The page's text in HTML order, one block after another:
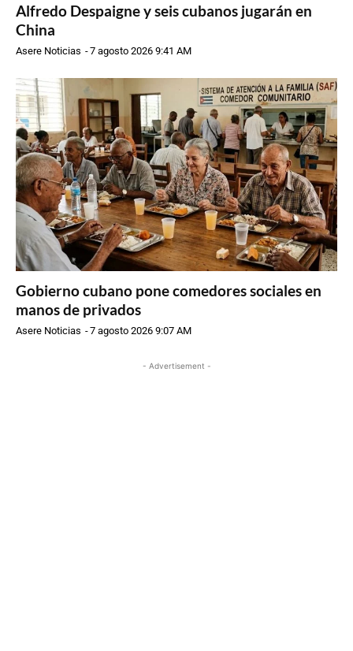
Alfredo Despaigne y seis cubanos jugarán en
China
Asere Noticias -7 agosto 2026 9:41 AM
Gobierno cubano pone comedores sociales en
manos de privados
Asere Noticias -7 agosto 2026 9:07 AM
- Advertisement -